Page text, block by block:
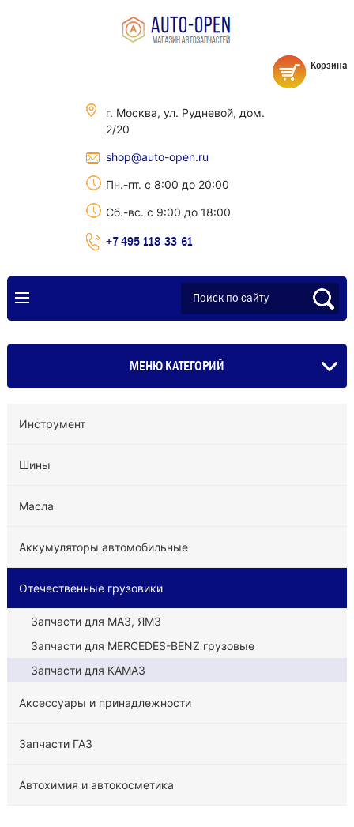
г. Москва, ул. Рудневой, дом.
2/20
shop@auto-open.ru
Пн.-пт. с 8:00 до 20:00
Сб.-вс. с 9:00 до 18:00
+7 495 118-33-61
Корзина
МЕНЮ КАТЕГОРИЙ
Инструмент
Шины
Масла
Аккумуляторы автомобильные
Отечественные грузовики
Запчасти для МАЗ, ЯМЗ
Запчасти для MERCEDES-BENZ грузовые
Запчасти для КАМАЗ
Аксессуары и принадлежности
Запчасти ГАЗ
Автохимия и автокосметика